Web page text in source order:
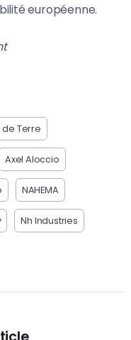
européenne.
Terre
Axel Aloccio
NAHEMA
Nh Industries